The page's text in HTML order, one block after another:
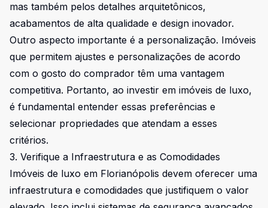
mas também pelos detalhes arquitetônicos,
acabamentos de alta qualidade e design inovador.
Outro aspecto importante é a personalização. Imóveis
que permitem ajustes e personalizações de acordo
com o gosto do comprador têm uma vantagem
competitiva. Portanto, ao investir em imóveis de luxo,
é fundamental entender essas preferências e
selecionar propriedades que atendam a esses
critérios.
3. Verifique a Infraestrutura e as Comodidades
Imóveis de luxo em Florianópolis devem oferecer uma
infraestrutura e comodidades que justifiquem o valor